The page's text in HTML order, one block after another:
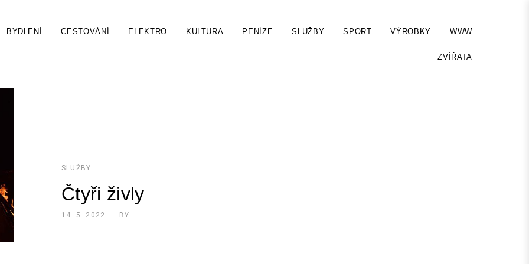
BYDLENÍ CESTOVÁNÍ ELEKTRO KULTURA PENÍZE SLUŽBY SPORT VÝROBKY WWW
ZVÍŘATA
SLUŽBY
Čtyři živly
14. 5. 2022 BY